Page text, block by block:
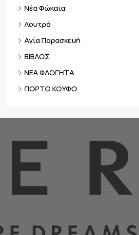
Νέα Φώκαια
Λουτρά
Αγία Παρασκευή
ΒΙΒΛΟΣ
ΝΕΑ ΦΛΟΓΗΤΑ
ΠΟΡΤΟ ΚΟΥΦΟ